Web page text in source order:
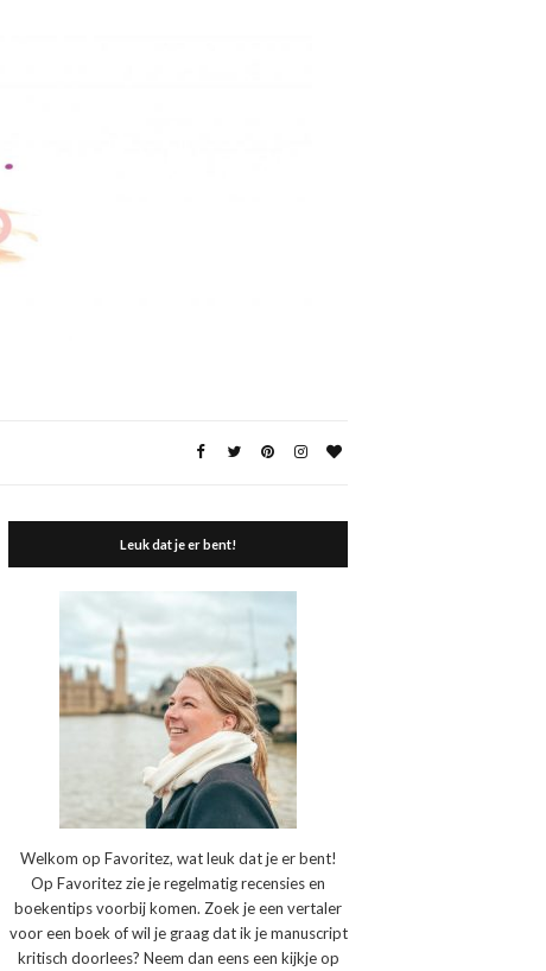
Leuk dat je er bent!
Welkom op Favoritez, wat leuk dat je er bent!
Op Favoritez zie je regelmatig recensies en
boekentips voorbij komen. Zoek je een vertaler
voor een boek of wil je graag dat ik je manuscript
kritisch doorlees? Neem dan eens een kijkje op